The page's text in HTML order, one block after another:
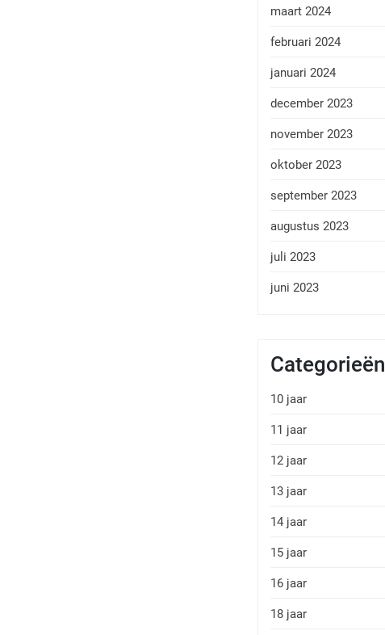
maart 2024
februari 2024
januari 2024
december 2023
november 2023
oktober 2023
september 2023
augustus 2023
juli 2023
juni 2023
Categorieën
10 jaar
11 jaar
12 jaar
13 jaar
14 jaar
15 jaar
16 jaar
18 jaar